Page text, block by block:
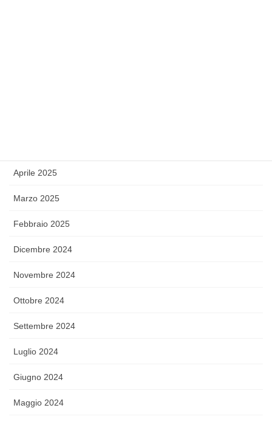
Aprile 2025
Marzo 2025
Febbraio 2025
Dicembre 2024
Novembre 2024
Ottobre 2024
Settembre 2024
Luglio 2024
Giugno 2024
Maggio 2024